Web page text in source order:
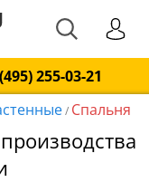
255-03-21
/ Спальня